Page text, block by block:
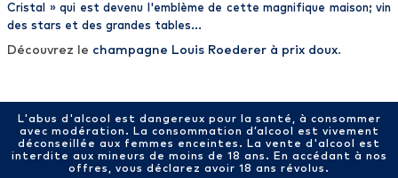
Cristal
» qui est devenu l'emblème de cette magnifique maison; vin
des stars et des grandes tables...
Découvrez le champagne Louis Roederer à prix doux.
L'abus d'alcool est dangereux pour la santé, à consommer
avec modération. La consommation d’alcool est vivement
déconseillée aux femmes enceintes. La vente d'alcool est
interdite aux mineurs de moins de 18 ans. En accédant à nos
offres, vous déclarez avoir 18 ans révolus.